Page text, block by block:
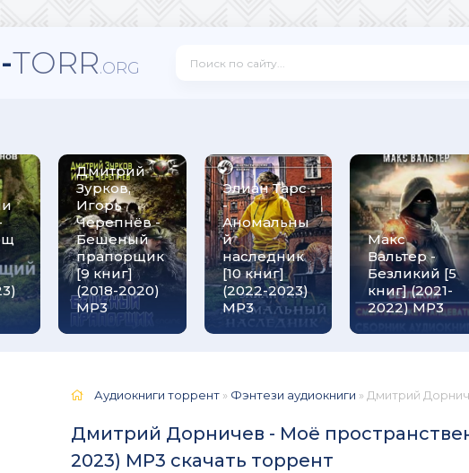
TORR.ORG
Дмитрий
Зурков,
Игорь
Черепнёв -
Бешеный
прапорщик
[9 книг]
(2018-2020)
МР3
Элиан Тарс
-
Аномальны
й
наследник
[10 книг]
(2022-2023)
MP3
Макс
Вальтер -
Безликий [5
книг] (2021-
2022) МР3
Аудиокниги торрент » Фэнтези аудиокниги » Дмитрий Дорничев
Дмитрий Дорничев - Моё
2023) МР3 скачать торрент